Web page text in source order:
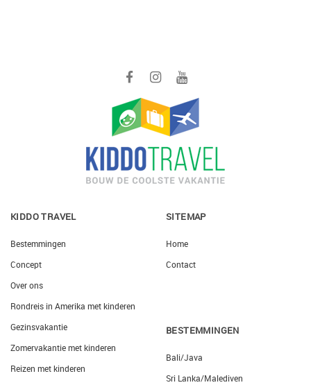
KIDDO TRAVEL
Bestemmingen
Concept
Over ons
Rondreis in Amerika met kinderen
Gezinsvakantie
Zomervakantie met kinderen
Reizen met kinderen
SITEMAP
Home
Contact
BESTEMMINGEN
Bali/Java
Sri Lanka/Malediven